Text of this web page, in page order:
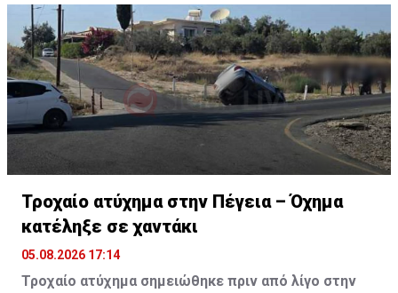
Τροχαίο ατύχημα στην Πέγεια – Όχημα
κατέληξε σε χαντάκι
05.08.2026 17:14
Τροχαίο ατύχημα σημειώθηκε πριν από λίγο στην